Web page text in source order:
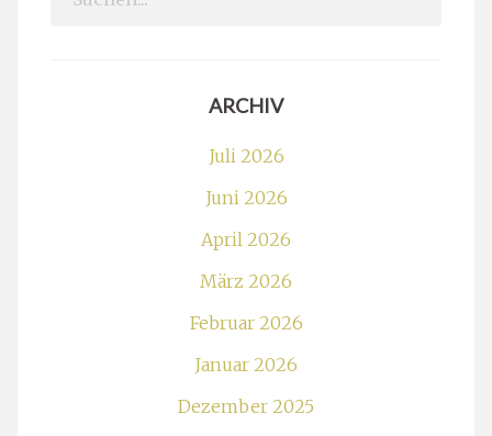
ARCHIV
Juli 2026
Juni 2026
April 2026
März 2026
Februar 2026
Januar 2026
Dezember 2025